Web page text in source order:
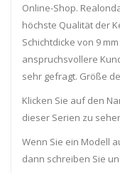
Online-Shop.
höchste Qualität der
Schichtdicke von 9
anspruchsvollere
sehr gefragt. Größe
Klicken Sie auf den
dieser Serien zu
Wenn Sie ein Modell
dann schreiben Sie